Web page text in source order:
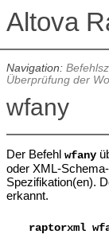
Navigation:
Überprüfung der
wfany
Der Befehl wfany
oder XML-
Spezifikation(en).
erkannt.
raptorxml